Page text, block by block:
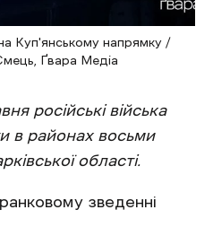
на Куп'янському напрямку /
Ґвара Медіа
російські війська
в районах восьми
області.
зведенні